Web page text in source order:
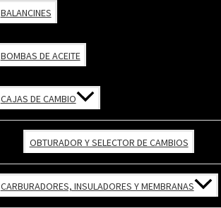
BALANCINES
BOMBAS DE ACEITE
CAJAS DE CAMBIO
OBTURADOR Y SELECTOR DE CAMBIOS
CARBURADORES, INSULADORES Y MEMBRANAS